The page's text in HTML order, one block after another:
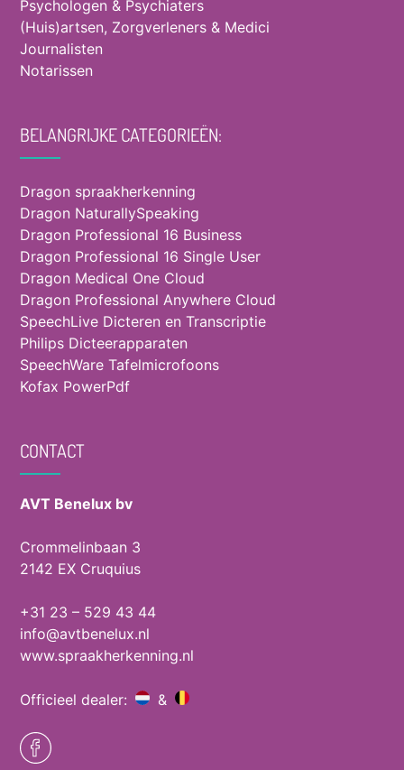
Psychologen & Psychiaters
(Huis)artsen, Zorgverleners & Medici
Journalisten
Notarissen
BELANGRIJKE CATEGORIEËN:
Dragon spraakherkenning
Dragon NaturallySpeaking
Dragon Professional 16 Business
Dragon Professional 16 Single User
Dragon Medical One Cloud
Dragon Professional Anywhere Cloud
SpeechLive Dicteren en Transcriptie
Philips Dicteerapparaten
SpeechWare Tafelmicrofoons
Kofax PowerPdf
CONTACT
AVT Benelux bv
Crommelinbaan 3
2142 EX Cruquius
+31 23 – 529 43 44
info@avtbenelux.nl
www.spraakherkenning.nl
Officieel dealer: &